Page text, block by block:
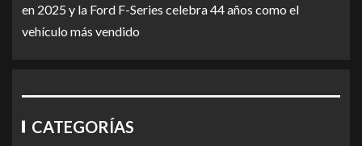
en 2025 y la Ford F-Series celebra 44 años como el
vehículo más vendido
CATEGORÍAS